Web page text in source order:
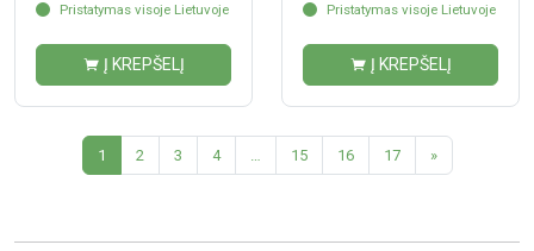
Pristatymas visoje Lietuvoje
Į KREPŠELĮ
Pristatymas visoje Lietuvoje
Į KREPŠELĮ
1 2 3 4 … 15 16 17 »